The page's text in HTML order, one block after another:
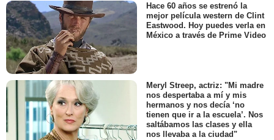
Hace 60 años se estrenó la
mejor película western de Clint
Eastwood. Hoy puedes verla en
México a través de Prime Video
Meryl Streep, actriz: "Mi madre
nos despertaba a mí y mis
hermanos y nos decía ‘no
tienen que ir a la escuela’. Nos
saltábamos las clases y ella
nos llevaba a la ciudad"